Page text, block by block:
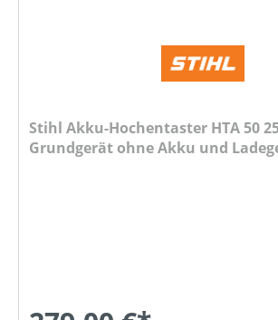
Stihl Akku-Hochentaster HTA 50
Grundgerät ohne Akku und